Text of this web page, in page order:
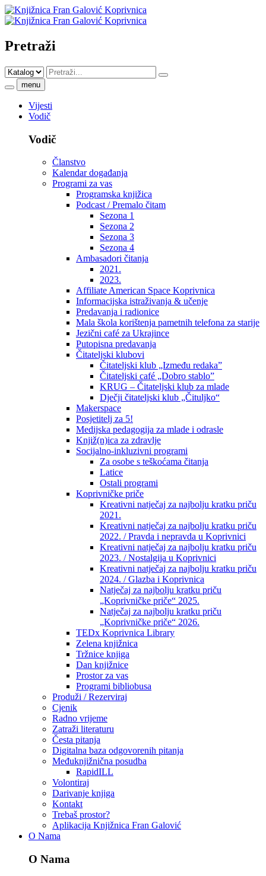
Pretraži
menu
Vijesti
Vodič
Vodič
Članstvo
Kalendar događanja
Programi za vas
Programska knjižica
Podcast / Premalo čitam
Sezona 1
Sezona 2
Sezona 3
Sezona 4
Ambasadori čitanja
2021.
2023.
Affiliate American Space Koprivnica
Informacijska istraživanja & učenje
Predavanja i radionice
Mala škola korištenja pametnih telefona za starije
Jezični café za Ukrajince
Putopisna predavanja
Čitateljski klubovi
Čitateljski klub „Između redaka”
Čitateljski café „Dobro stablo”
KRUG – Čitateljski klub za mlade
Dječji čitateljski klub „Čituljko“
Makerspace
Posjetitelj za 5!
Medijska pedagogija za mlade i odrasle
Knjiž(n)ica za zdravlje
Socijalno-inkluzivni programi
Za osobe s teškoćama čitanja
Latice
Ostali programi
Koprivničke priče
Kreativni natječaj za najbolju kratku priču
2021.
Kreativni natječaj za najbolju kratku priču
2022. / Pravda i nepravda u Koprivnici
Kreativni natječaj za najbolju kratku priču
2023. / Nostalgija u Koprivnici
Kreativni natječaj za najbolju kratku priču
2024. / Glazba i Koprivnica
Natječaj za najbolju kratku priču
„Koprivničke priče“ 2025.
Natječaj za najbolju kratku priču
„Koprivničke priče“ 2026.
TEDx Koprivnica Library
Zelena knjižnica
Tržnice knjiga
Dan knjižnice
Prostor za vas
Programi bibliobusa
Produži / Rezerviraj
Cjenik
Radno vrijeme
Zatraži literaturu
Česta pitanja
Digitalna baza odgovorenih pitanja
Međuknjižnična posudba
RapidILL
Volontiraj
Darivanje knjiga
Kontakt
Trebaš prostor?
Aplikacija Knjižnica Fran Galović
O Nama
O Nama